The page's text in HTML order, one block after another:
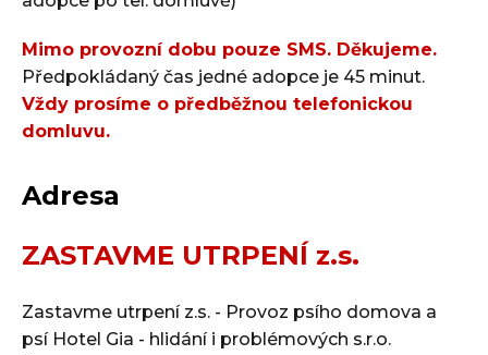
Mimo provozní dobu pouze SMS. Děkujeme.
Předpokládaný čas jedné adopce je 45 minut.
Vždy prosíme o předběžnou telefonickou
domluvu.
Adresa
ZASTAVME UTRPENÍ z.s.
Zastavme utrpení z.s. - Provoz psího domova a
psí Hotel Gia - hlidání i problémových s.r.o.